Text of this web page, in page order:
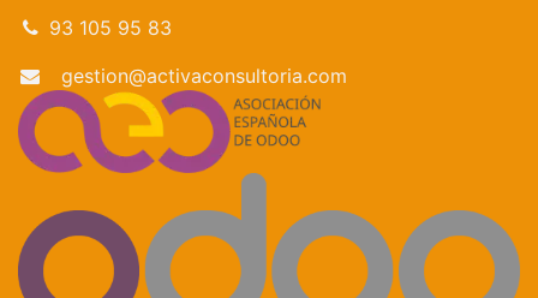
93 105 95 83
gestion@activaconsultoria.com